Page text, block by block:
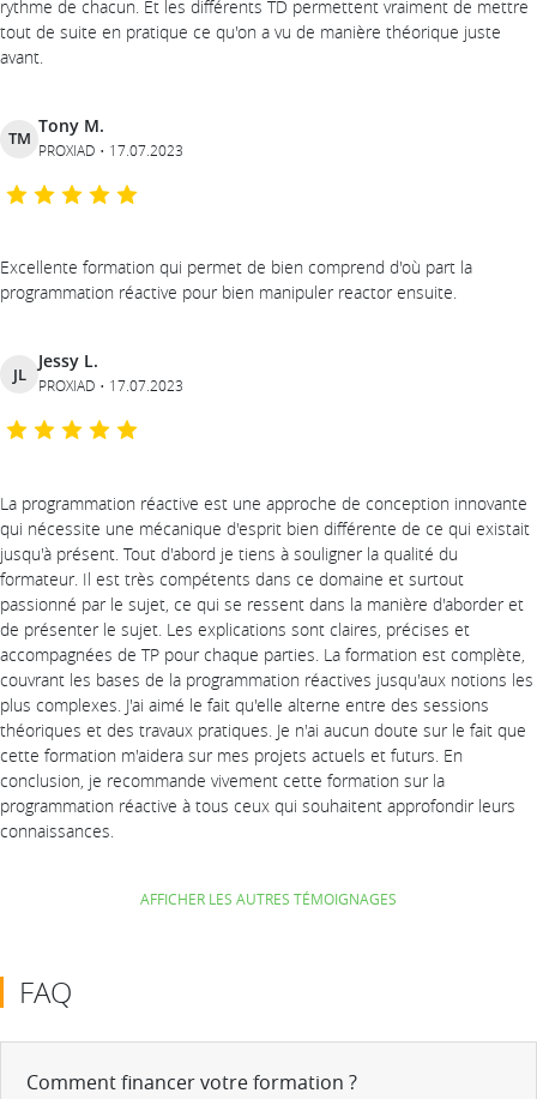
rythme de chacun. Et les différents TD permettent vraiment de mettre
tout de suite en pratique ce qu'on a vu de manière théorique juste
avant.
TM
Tony M.
PROXIAD 17.07.2023
Excellente formation qui permet de bien comprend d'où part la
programmation réactive pour bien manipuler reactor ensuite.
JL
Jessy L.
PROXIAD 17.07.2023
La programmation réactive est une approche de conception innovante
qui nécessite une mécanique d'esprit bien différente de ce qui existait
jusqu'à présent. Tout d'abord je tiens à souligner la qualité du
formateur. Il est très compétents dans ce domaine et surtout
passionné par le sujet, ce qui se ressent dans la manière d'aborder et
de présenter le sujet. Les explications sont claires, précises et
accompagnées de TP pour chaque parties. La formation est complète,
couvrant les bases de la programmation réactives jusqu'aux notions les
plus complexes. J'ai aimé le fait qu'elle alterne entre des sessions
théoriques et des travaux pratiques. Je n'ai aucun doute sur le fait que
cette formation m'aidera sur mes projets actuels et futurs. En
conclusion, je recommande vivement cette formation sur la
programmation réactive à tous ceux qui souhaitent approfondir leurs
connaissances.
AFFICHER LES AUTRES TÉMOIGNAGES
FAQ
Comment financer votre formation ?